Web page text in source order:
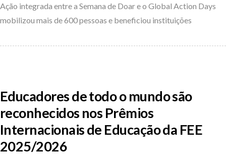
Ação integrada entre a Semana de Doar e o Global Action Days
mobilizou mais de 600 pessoas e beneficiou instituições
Educadores de todo o mundo são
reconhecidos nos Prêmios
Internacionais de Educação da FEE
2025/2026